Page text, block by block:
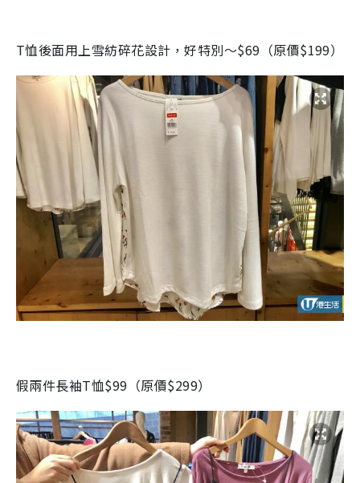
T恤後面用上雪紡碎花設計，好特別～$69（原價$199）
假兩件長袖T恤$99（原價$299）